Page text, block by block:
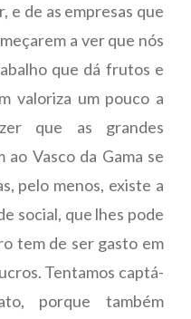
e de as empresas que
a ver que nós
que dá frutos e
valoriza um pouco a
que as grandes
ao Vasco da Gama se
pelo menos, existe a
social, que lhes pode
tem de ser gasto em
Tentamos captá-
porque também